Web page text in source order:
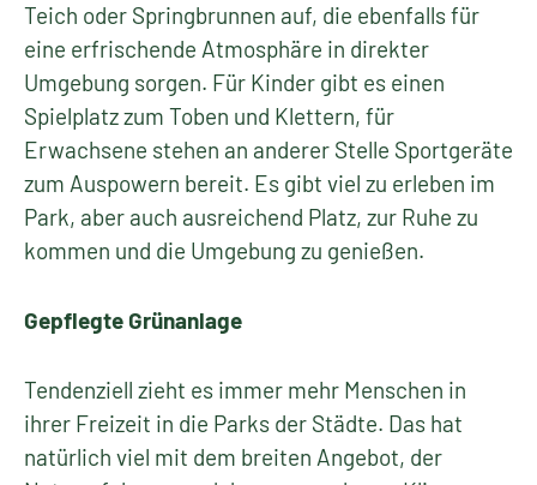
Teich oder Springbrunnen auf, die ebenfalls für
eine erfrischende Atmosphäre in direkter
Umgebung sorgen. Für Kinder gibt es einen
Spielplatz zum Toben und Klettern, für
Erwachsene stehen an anderer Stelle Sportgeräte
zum Auspowern bereit. Es gibt viel zu erleben im
Park, aber auch ausreichend Platz, zur Ruhe zu
kommen und die Umgebung zu genießen.
Gepflegte Grünanlage
Tendenziell zieht es immer mehr Menschen in
ihrer Freizeit in die Parks der Städte. Das hat
natürlich viel mit dem breiten Angebot, der